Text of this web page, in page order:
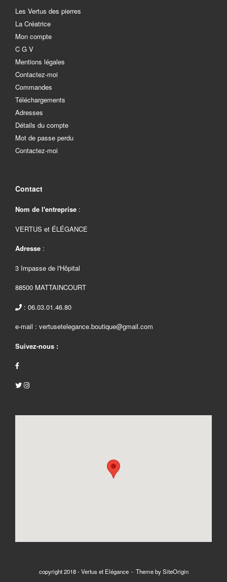
Les Vertus des pierres
La Créatrice
Mon compte
C G V
Mentions légales
Contactez-moi
Commandes
Téléchargements
Adresses
Détails du compte
Mot de passe perdu
Contactez-moi
Contact
Nom de l'entreprise :
VERTUS et ÉLÉGANCE
Adresse :
3 Impasse de l'Hôpital
88500 MATTAINCOURT
: 06.03.01.46.80
e-mail : vertusetelegance.boutique@gmail.com
Suivez-nous :
copyright 2018 - Vertus et Elégance Theme bySiteOrigin